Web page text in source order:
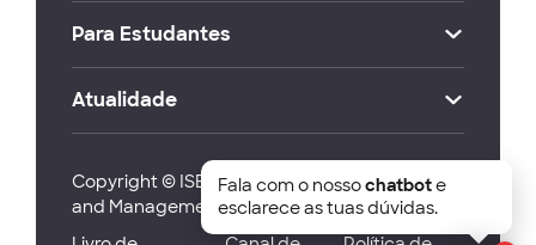
Para Estudantes
Atualidade
Copyright © ISEG Lisbon School of Economics
and Management 2026
Fala com o nossochatbote
esclarece as tuas dúvidas.